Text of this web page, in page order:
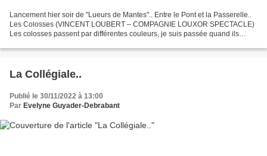
Lancement hier soir de "Lueurs de Mantes".. Entre le Pont et la Passerelle..
Les Colosses (VINCENT LOUBERT – COMPAGNIE LOUXOR SPECTACLE)
Les colosses passent par différentes couleurs, je suis passée quand ils
La Collégiale..
Publié le 30/11/2022 à 13:00
Par Evelyne Guyader-Debrabant